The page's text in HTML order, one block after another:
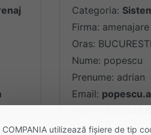
Categoria:
Firma:
Oras: BUCURESTI
Nume: popescu
Prenume: adrian
Email:
COMPANIA utilizează fişiere de tip